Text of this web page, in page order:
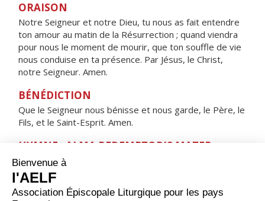
ORAISON
Notre Seigneur et notre Dieu, tu nous as fait entendre
ton amour au matin de la Résurrection ; quand viendra
pour nous le moment de mourir, que ton souffle de vie
nous conduise en ta présence. Par Jésus, le Christ,
notre Seigneur. Amen.
BÉNÉDICTION
Que le Seigneur nous bénisse et nous garde, le Père, le
Fils, et le Saint-Esprit. Amen.
HYMNE : ALMA REDEMPTORIS MATER,
Alma Redemptoris Mater,
quæ pervia cæli porta manes, et stella maris,
succurre cadenti, surgere qui curat, populo :
tu quæ genuisti, natura mirante,